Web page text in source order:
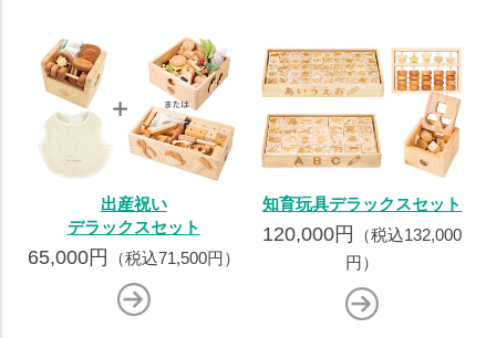
出産祝い
デラックスセット
65,000円 （税込71,500円）
知育玩具デラックスセット
120,000円
（税込132,000
円）